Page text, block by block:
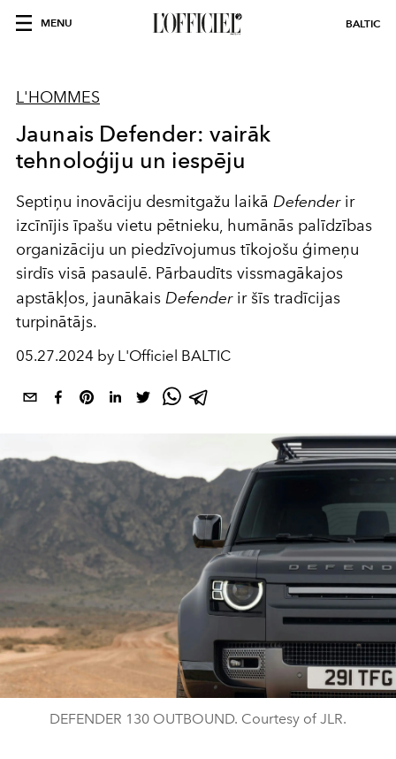
MENU BALTIC
L'HOMMES
Jaunais Defender: vairāk
tehnoloģiju un iespēju
Septiņu inovāciju desmitgažu laikā Defenderir
izcīnījis īpašu vietu pētnieku, humānās palīdzības
organizāciju un piedzīvojumus tīkojošu ģimeņu
sirdīs visā pasaulē. Pārbaudīts vissmagākajos
apstākļos, jaunākais Defenderir šīs tradīcijas
turpinātājs.
05.27.2024 by L'Officiel BALTIC
DEFENDER 130 OUTBOUND. Courtesy of JLR.